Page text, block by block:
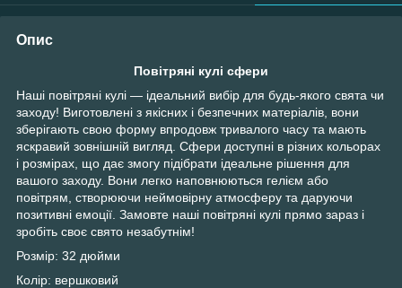
Опис
Повітряні кулі сфери
Наші повітряні кулі — ідеальний вибір для будь-якого свята чи
заходу! Виготовлені з якісних і безпечних матеріалів, вони
зберігають свою форму впродовж тривалого часу та мають
яскравий зовнішній вигляд. Сфери доступні в різних кольорах
і розмірах, що дає змогу підібрати ідеальне рішення для
вашого заходу. Вони легко наповнюються гелієм або
повітрям, створюючи неймовірну атмосферу та даруючи
позитивні емоції. Замовте наші повітряні кулі прямо зараз і
зробіть своє свято незабутнім!
Розмір: 32 дюйми
Колір: вершковий